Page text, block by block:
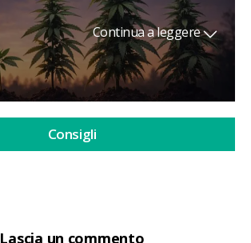
Lascia un commento
Continua a leggere
Consigli